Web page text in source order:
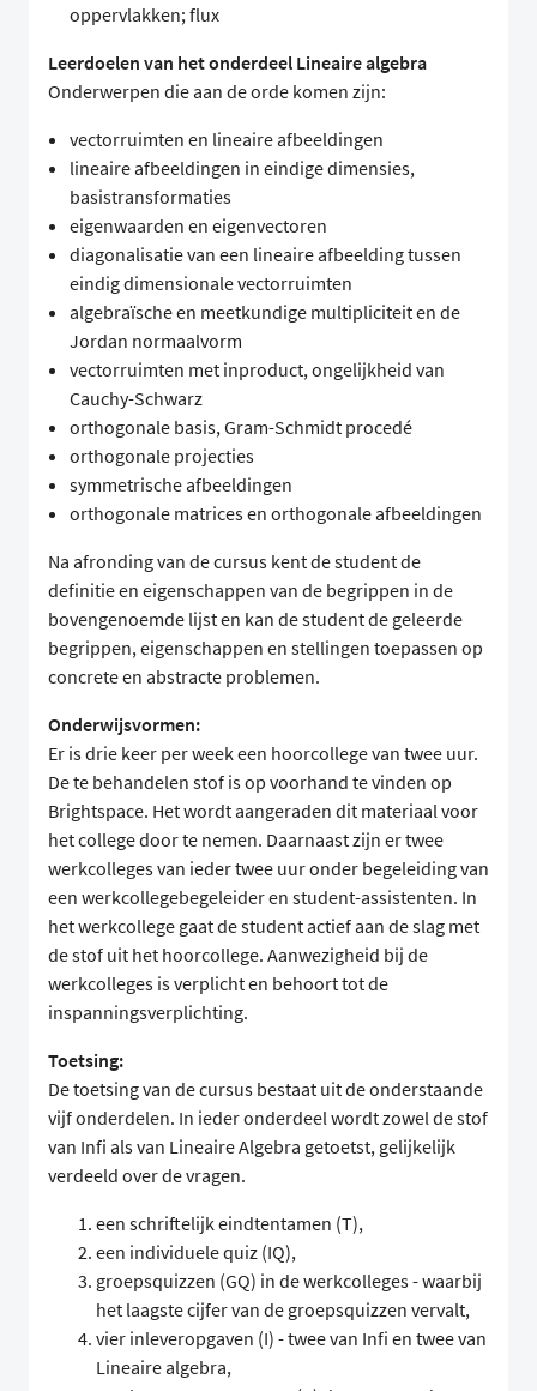
oppervlakken; flux
Leerdoelen van het onderdeel Lineaire algebra
Onderwerpen die aan de orde komen zijn:
vectorruimten en lineaire afbeeldingen
lineaire afbeeldingen in eindige dimensies,
basistransformaties
eigenwaarden en eigenvectoren
diagonalisatie van een lineaire afbeelding tussen
eindig dimensionale vectorruimten
algebraïsche en meetkundige multipliciteit en de
Jordan normaalvorm
vectorruimten met inproduct, ongelijkheid van
Cauchy-Schwarz
orthogonale basis, Gram-Schmidt procedé
orthogonale projecties
symmetrische afbeeldingen
orthogonale matrices en orthogonale afbeeldingen
Na afronding van de cursus kent de student de
definitie en eigenschappen van de begrippen in de
bovengenoemde lijst en kan de student de geleerde
begrippen, eigenschappen en stellingen toepassen op
concrete en abstracte problemen.
Onderwijsvormen:
Er is drie keer per week een hoorcollege van twee uur.
De te behandelen stof is op voorhand te vinden op
Brightspace. Het wordt aangeraden dit materiaal voor
het college door te nemen. Daarnaast zijn er twee
werkcolleges van ieder twee uur onder begeleiding van
een werkcollegebegeleider en student-assistenten. In
het werkcollege gaat de student actief aan de slag met
de stof uit het hoorcollege. Aanwezigheid bij de
werkcolleges is verplicht en behoort tot de
inspanningsverplichting.
Toetsing:
De toetsing van de cursus bestaat uit de onderstaande
vijf onderdelen. In ieder onderdeel wordt zowel de stof
van Infi als van Lineaire Algebra getoetst, gelijkelijk
verdeeld over de vragen.
een schriftelijk eindtentamen (T),
een individuele quiz (IQ),
groepsquizzen (GQ) in de werkcolleges - waarbij
het laagste cijfer van de groepsquizzen vervalt,
vier inleveropgaven (I) - twee van Infi en twee van
Lineaire algebra,